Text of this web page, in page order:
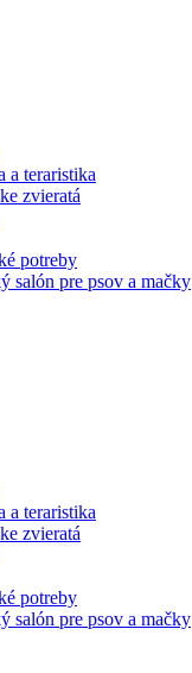
a teraristika
zvieratá
potreby
salón pre psov a mačky
a teraristika
zvieratá
potreby
salón pre psov a mačky